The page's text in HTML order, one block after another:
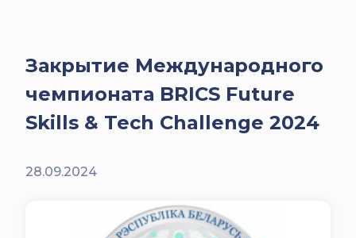
Закрытие Международного
чемпионата BRICS Future
Skills & Tech Challenge 2024
28.09.2024